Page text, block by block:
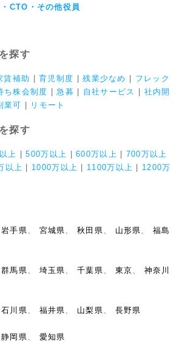
CTO・その他役員
探す
賃補助 |育児制度 |残業少なめ
フレック
ち株会制度 |急募 自社サービス
社内開
業可 リモート
探す
上 |500万以上 |600万以上
700万以上
以上 1000万以上 1100万以上
1200万
岩手県 宮城県 、秋田県 山形県 、福島
群馬県 埼玉県 、千葉県 東京
神奈川
石川県 福井県 山梨県
長野県
静岡県
愛知県